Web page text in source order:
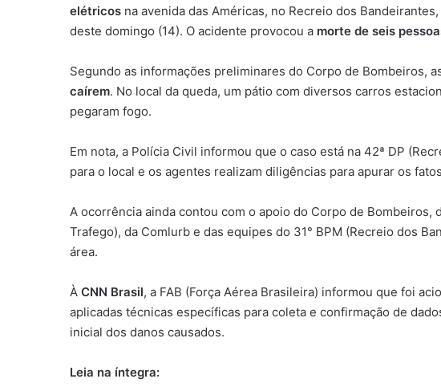
elétricos na avenida das Américas, no Recreio dos
deste domingo (14). O acidente provocou a morte de seis
Segundo as informações preliminares do Corpo de Bombeiros,
caírem. No local da queda, um pátio com diversos carros
pegaram fogo.
Em nota, a Polícia Civil informou que o caso está na 42ª DP
para o local e os agentes realizam diligências para apurar os
A ocorrência ainda contou com o apoio do Corpo de Bombeiros,
Trafego), da Comlurb e das equipes do 31° BPM (Recreio dos
área.
À CNN Brasil, a FAB (Força Aérea Brasileira) informou que foi
aplicadas técnicas específicas para coleta e confirmação de
inicial dos danos causados.
Leia na íntegra: